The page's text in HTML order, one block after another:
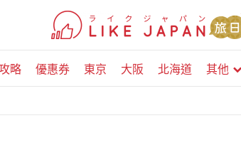
略 優惠券 東京 大阪 北海道 其他